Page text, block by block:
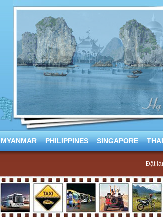
MYANMAR PHILIPPINES SINGAPORE
Đặt